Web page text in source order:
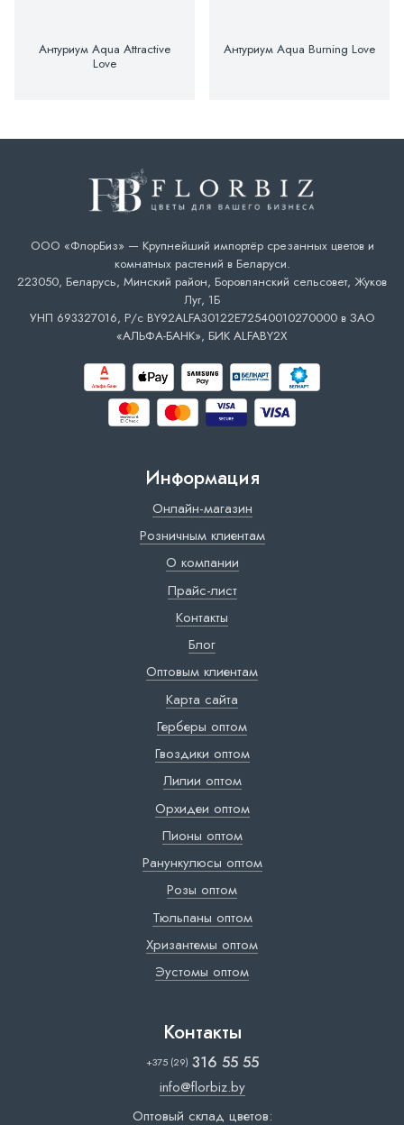
Антуриум Aqua Attractive
Love
Антуриум Aqua Burning Love
ООО «ФлорБиз» — Крупнейший импортёр срезанных цветов и
комнатных растений в Беларуси.
223050, Беларусь, Минский район, Боровлянский сельсовет, Жуков
Луг, 1Б
УНП 693327016, Р/с BY92ALFA30122E72540010270000 в ЗАО
«АЛЬФА-БАНК», БИК ALFABY2X
Информация
Онлайн-магазин
Розничным клиентам
О компании
Прайс-лист
Контакты
Блог
Оптовым клиентам
Карта сайта
Герберы оптом
Гвоздики оптом
Лилии оптом
Орхидеи оптом
Пионы оптом
Ранункулюсы оптом
Розы оптом
Тюльпаны оптом
Хризантемы оптом
Эустомы оптом
Контакты
+375 (29) 316 55 55
info@florbiz.by
Оптовый склад цветов: